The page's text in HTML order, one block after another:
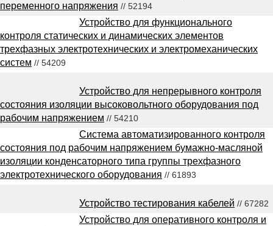
переменного напряжения // 52194
Устройство для функционального
контроля статических и динамических элементов
трехфазных электротехнических и электромеханических
систем // 54209
Устройство для непрерывного контроля
состояния изоляции высоковольтного оборудования под
рабочим напряжением // 54210
Система автоматизированного контроля
состояния под рабочим напряжением бумажно-масляной
изоляции конденсаторного типа группы трехфазного
электротехнического оборудования // 61893
Устройство тестирования кабелей // 67282
Устройство для оперативного контроля и